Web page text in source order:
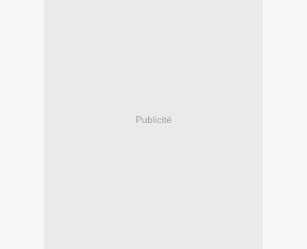
Publicité